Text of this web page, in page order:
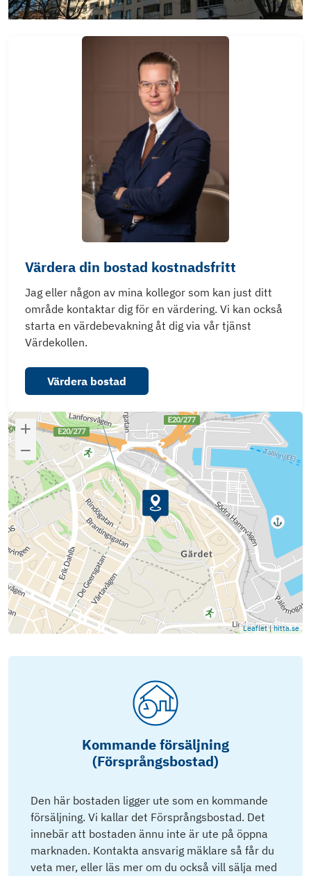
Energideklaration Kampementsgatan 4-8
Värdera din bostad kostnadsfritt
Jag eller någon av mina kollegor som kan just ditt
område kontaktar dig för en värdering. Vi kan också
starta en värdebevakning åt dig via vår tjänst
Värdekollen.
Värdera bostad
Leaflet | hitta.se
Kommande försäljning
(Försprångsbostad)
Den här bostaden ligger ute som en kommande
försäljning. Vi kallar det Försprångsbostad. Det
innebär att bostaden ännu inte är ute på öppna
marknaden. Kontakta ansvarig mäklare så får du
veta mer, eller läs mer om du också vill sälja med